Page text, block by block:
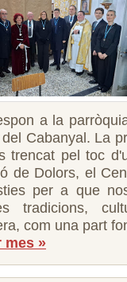
a la
Cabanyal. La
trencat pel toc
de Dolors, el
per a que
tradicions,
com una part
mes »